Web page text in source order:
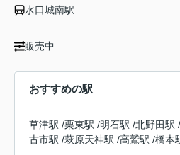
水口城南駅
販売中
おすすめの駅
草津駅 /栗東駅 /明石駅 /北野田駅 /
古市駅 /萩原天神駅 /高鷲駅 /橋本